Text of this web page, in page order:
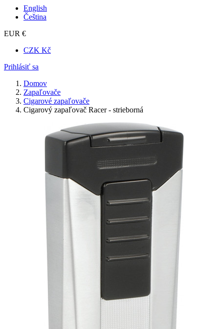
English
Čeština
EUR €
CZK Kč
Prihlásiť sa
Domov
Zapaľovače
Cigarové zapaľovače
Cigarový zapaľovač Racer - strieborná